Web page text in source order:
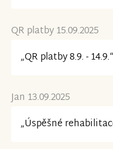
QR platby 15.09.2025
„QR platby 8.9. - 14.9.“
Jan 13.09.2025
„Úspěšné